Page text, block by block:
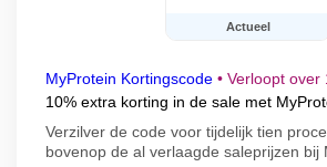
Actueel
MyProtein Kortingscode • Verloopt over
10% extra korting in de sale met
Verzilver de code voor tijdelijk tien
bovenop de al verlaagde saleprijzen bij